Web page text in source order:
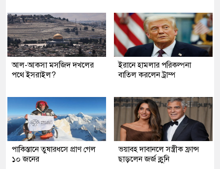
আল-আকসা মসজিদ দখলের
পথে ইসরাইল?
ইরানে হামলার পরিকল্পনা
বাতিল করলেন ট্রাম্প
পাকিস্তানে তুষারধসে প্রাণ গেল
১০ জনের
ভয়াবহ দাবানলে সস্ত্রীক ফ্রান্স
ছাড়লেন জর্জ ক্লুনি